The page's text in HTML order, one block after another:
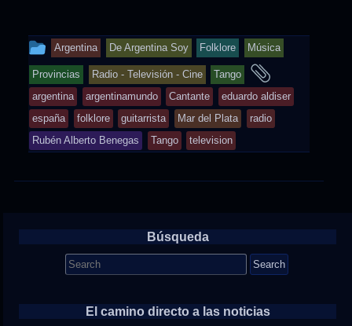
This
entry
was
posted
in
Argentina De Argentina Soy Folklore Música
Provincias Radio - Televisión - Cine Tango
tagged
argentina argentinamundo Cantante
eduardo aldiser
españa
folklore guitarrista Mar del Plata
radio
Rubén Alberto Benegas
Tango television
Búsqueda
Search
for:
El camino directo a las noticias